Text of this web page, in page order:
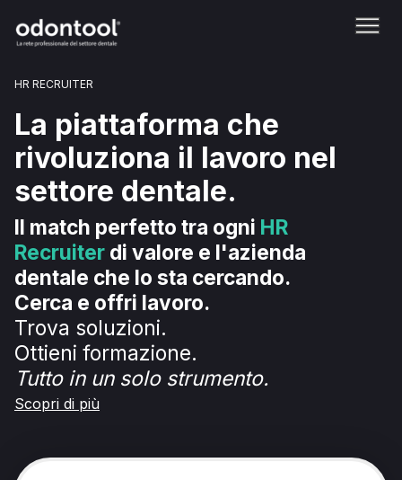
HR RECRUITER
La piattaforma che
rivoluziona il lavoro nel
settore dentale.
Il match perfetto tra ogni HR
Recruiter di valore e l'azienda
dentale che lo sta cercando.
Cerca e offri lavoro.
Trova soluzioni.
Ottieni formazione.
Tutto in un solo strumento.
Scopri di più